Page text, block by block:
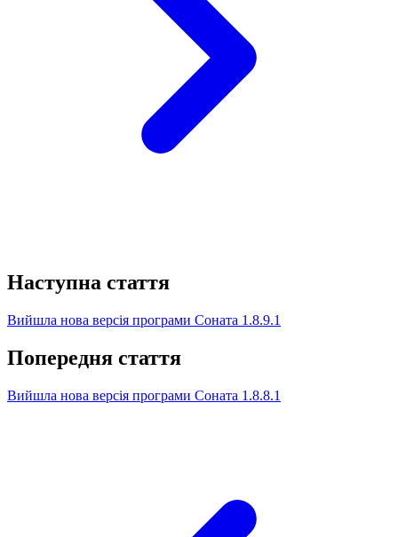
Наступна стаття
Вийшла нова версія програми Соната 1.8.9.1
Попередня стаття
Вийшла нова версія програми Соната 1.8.8.1